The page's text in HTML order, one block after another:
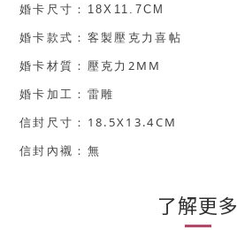
婚卡尺寸： 18X11.7CM
婚卡款式： 客製壓克力喜帖
婚卡材質： 壓克力 2MM
婚卡加工： 雷雕
信封尺寸： 18.5X13.4CM
信封內襯 ：無
了解更多